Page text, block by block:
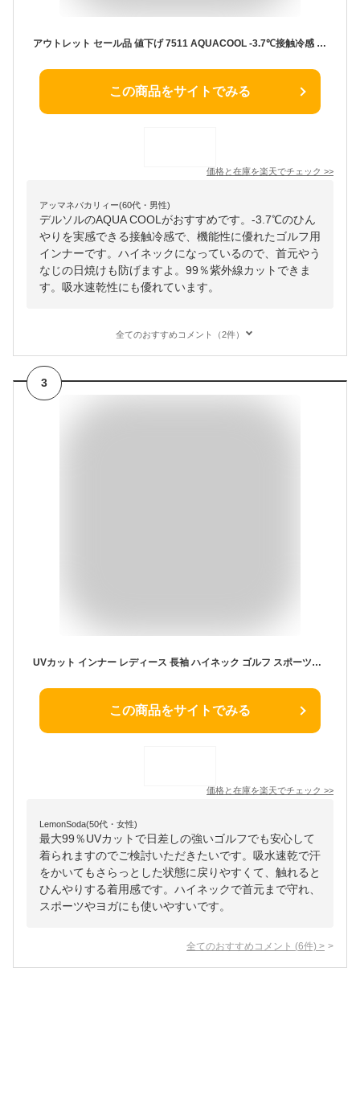
アウトレット セール品 値下げ 7511 AQUACOOL -3.7℃接触冷感 機能性クールハイネックアンダー 99％紫外線カット UV 吸水速乾 熱中症対策 ゴルフウェア レディース スポーツインナー ストレッチ M デルソル ゴルフ ブラック ネイビー 日焼け防止 紫外線対策 暑さ対策 長袖
この商品をサイトでみる
価格と在庫を楽天でチェック >>
アッマネバカリィー(60代・男性)
デルソルのAQUA COOLがおすすめです。-3.7℃のひん
やりを実感できる接触冷感で、機能性に優れたゴルフ用
インナーです。ハイネックになっているので、首元やう
なじの日焼けも防げますよ。99％紫外線カットできま
す。吸水速乾性にも優れています。
全てのおすすめコメント（2件）
3
UVカット インナー レディース 長袖 ハイネック ゴルフ スポーツウェア 指穴なし ヨガ 吸水速乾 最大99%紫外線カット 着る日焼け止め S M L LL YOGA by glamore ヨガ バイ グラモア FT0270 返品交換可
この商品をサイトでみる
価格と在庫を楽天でチェック >>
LemonSoda(50代・女性)
最大99％UVカットで日差しの強いゴルフでも安心して
着られますのでご検討いただきたいです。吸水速乾で汗
をかいてもさらっとした状態に戻りやすくて、触れると
ひんやりする着用感です。ハイネックで首元まで守れ、
スポーツやヨガにも使いやすいです。
全てのおすすめコメント (6件) >